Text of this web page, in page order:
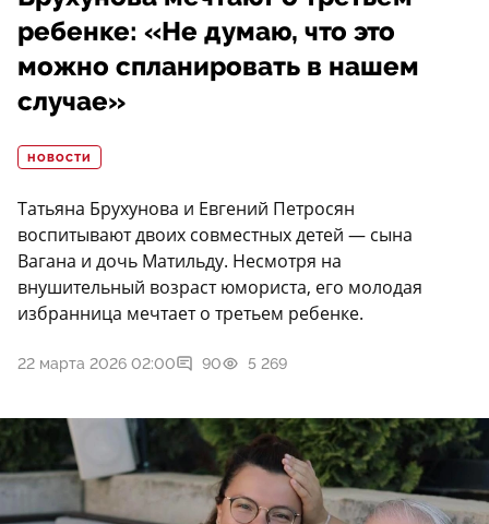
ребенке: «Не думаю, что это
можно спланировать в нашем
случае»
НОВОСТИ
Татьяна Брухунова и Евгений Петросян
воспитывают двоих совместных детей — сына
Вагана и дочь Матильду. Несмотря на
внушительный возраст юмориста, его молодая
избранница мечтает о третьем ребенке.
22 марта 2026 02:00 90 5 269